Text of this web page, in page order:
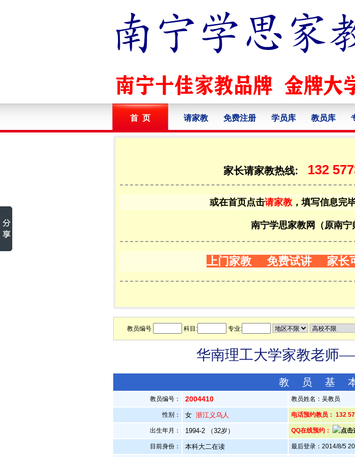
首 页 请家教 免费注册 学员库 教员库
家长请家教热线: 132
或在首页点击请家教 ，填写信息完
南宁学思家教网（原南宁
上门家教 免费试讲 家长可
教员编号 科目: 专业:
华南理工大学家教老师
教 员 基
教员编号： 2004410 教员姓名：吴教员
性别： 女 浙江义乌人 电话预约教员： 132
出生年月： 1994-2 （32岁） QQ在线预约：
目前身份： 本科大二在读 最后登录：2014/8/5